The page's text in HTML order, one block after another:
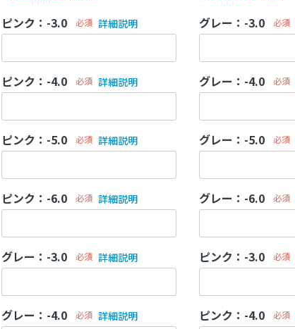
ピンク：-3.0 必須 詳細説明
ピンク：-4.0 必須 詳細説明
ピンク：-5.0 必須 詳細説明
ピンク：-6.0 必須 詳細説明
グレー：-3.0 必須 詳細説明
グレー：-4.0 必須 詳細説明
グレー：-3.0 必須
グレー：-4.0 必須
グレー：-5.0 必須
グレー：-6.0 必須
ピンク：-3.0 必須
ピンク：-4.0 必須
お買い物を続ける カートへ進む